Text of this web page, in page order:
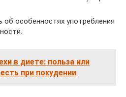
об особенностях употребления
в диете: польза или
при похудении